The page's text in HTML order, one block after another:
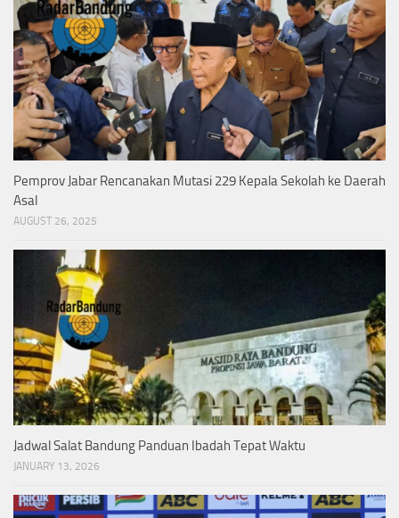
Pemprov Jabar Rencanakan Mutasi 229 Kepala Sekolah ke Daerah
Asal
AUGUST 26, 2025
Jadwal Salat Bandung Panduan Ibadah Tepat Waktu
JANUARY 13, 2026